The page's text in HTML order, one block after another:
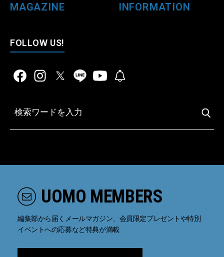
MAGAZINE INFORMATION
FOLLOW US!
UOMO MEMBERS
編集部から届くメールマガジン、会員限定プレゼントや特別
イベントへの応募など特典が満載